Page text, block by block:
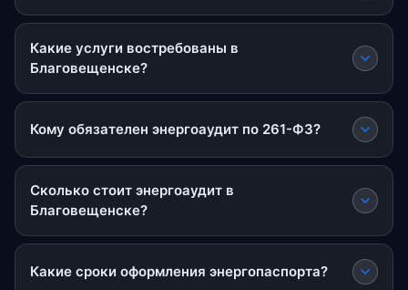
Какие услуги востребованы в
Благовещенске?
Кому обязателен энергоаудит по 261-ФЗ?
Сколько стоит энергоаудит в
Благовещенске?
Какие сроки оформления энергопаспорта?